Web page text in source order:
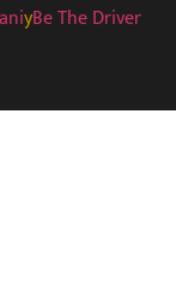
yBe The Driver